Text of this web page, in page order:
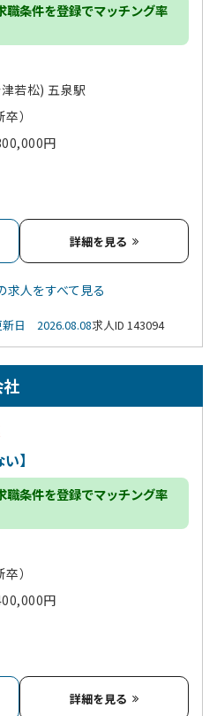
職条件を登録でマッチング率
若松) 五泉駅
）
円
詳細を見る
求人をすべて見る
新日 2026.08.08求人ID 143094
】
職条件を登録でマッチング率
）
円
詳細を見る